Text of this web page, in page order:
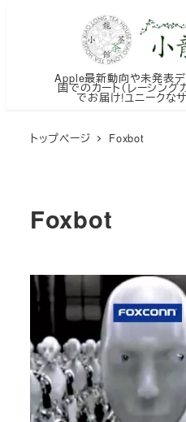
Apple最新動向や未発表デ
国でのカート（レーシング
でお届け!ユニークな
トップページ Foxbot
Foxbot